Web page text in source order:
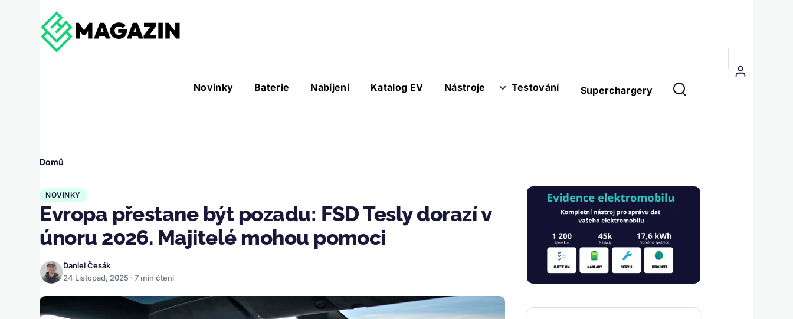
Hlavní
Novinky Baterie Nabíjení Katalog EV Nástroje
Nástroje sub-navigation Testování Superchargery
Menu
uživatelského
Drobečková
navigace
Domů
NOVINKY
Evropa přestane být pozadu: FSD Tesly dorazí v
únoru 2026. Majitelé mohou pomoci
Daniel Česák
24 Listopad, 2025 · 7 min čtení
Obrázek